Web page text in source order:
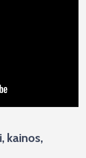
kainos,